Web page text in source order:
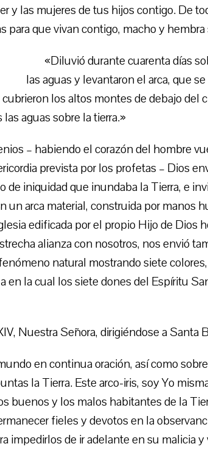
y las mujeres de tus hijos contigo. De
para que vivan contigo, macho y hembra
«Diluvió durante cuarenta días
las aguas y levantaron el arca, que
cubrieron los altos montes de debajo
aguas sobre la tierra.»
– habiendo el corazón del hombre
prevista por los profetas – Dios
de iniquidad que inundaba la Tierra, e
un arca material, construida por manos
edificada por el propio Hijo de Dios
alianza con nosotros, nos envió
natural mostrando siete
en la cual los siete dones del Espíritu
Nuestra Señora, dirigiéndose a Santa
en continua oración, así como
la Tierra. Este arco-iris, soy Yo
buenos y los malos habitantes de la
fieles y devotos en la
impedirlos de ir adelante en su malicia